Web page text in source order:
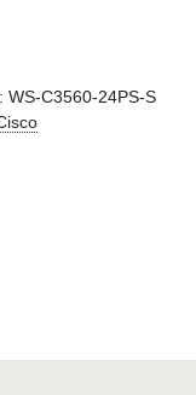
WS-C3560-24PS-S